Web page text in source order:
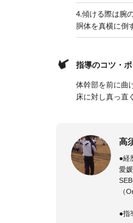
4.傾ける際は腕
胴体を真横に倒
指導のコツ・ポ
体幹部を前に曲
床に対し真っ直
高
●経
愛
（
●指